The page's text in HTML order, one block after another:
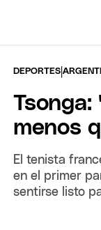
DEPORTES |
menos
El tenista
en el primer
sentirse listo